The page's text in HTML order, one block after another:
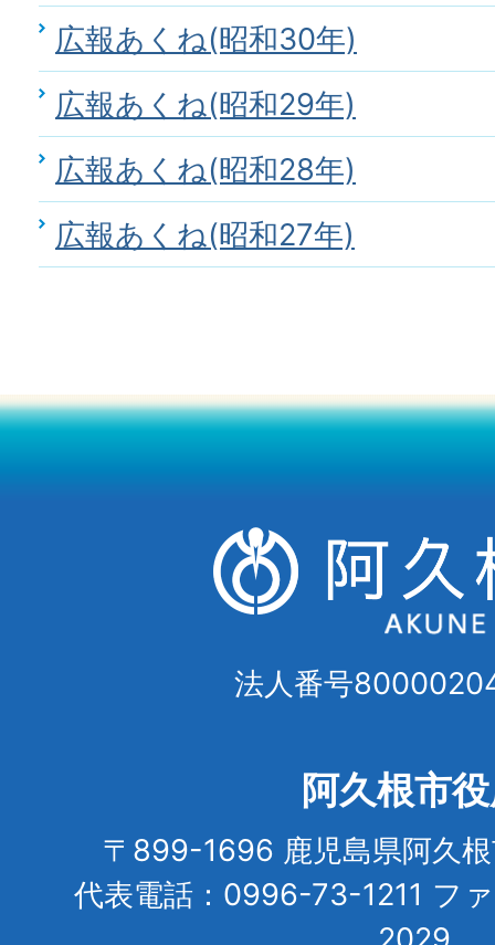
広報あくね(昭和30年)
広報あくね(昭和29年)
広報あくね(昭和28年)
広報あくね(昭和27年)
法人番号
阿久根市
〒899-1696 鹿児島県阿久
代表電話：0996-73-1211 フ